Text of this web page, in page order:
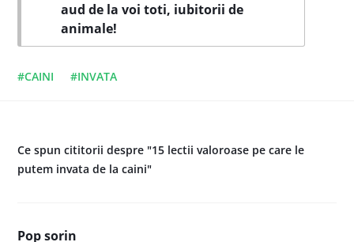
aud de la voi toti, iubitorii de
animale!
#CAINI #INVATA
Ce spun cititorii despre "15 lectii valoroase pe care le
putem invata de la caini"
Pop sorin